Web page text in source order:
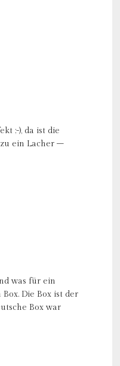
;-), da ist die
ein Lacher –
was für ein
Die Box ist der
Box war